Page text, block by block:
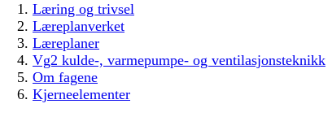
Læring og trivsel
Læreplanverket
Læreplaner
Vg2 kulde-, varmepumpe- og ventilasjonsteknikk
Om fagene
Kjerneelementer